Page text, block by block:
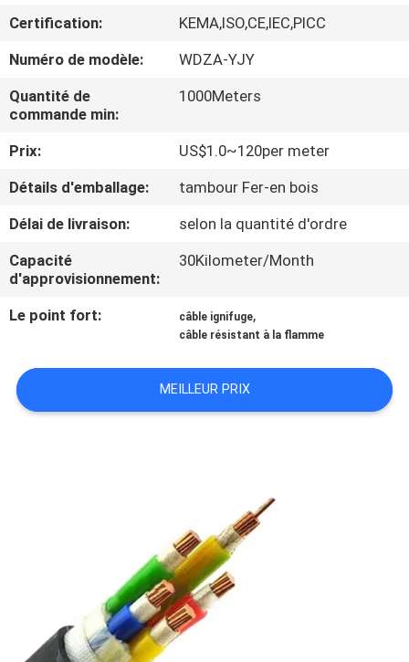
PROPOS
DE
NOUS
VISITE
D'USINE
DE
LA
CONTACT
DEMANDE
SOUMISSION
Certification:
KEMA,ISO,CE,IEC,PICC
Numéro de modèle:
WDZA-YJY
Quantité de
commande min:
1000Meters
Prix:
US$1.0~120per meter
Détails d'emballage:
tambour Fer-en bois
Délai de livraison:
selon la quantité d'ordre
Capacité
d'approvisionnement:
30Kilometer/Month
Le point fort: câble ignifuge,
câble résistant à la flamme
MEILLEUR PRIX